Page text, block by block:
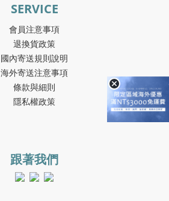
SERVICE
會員注意事項
退換貨政策
國內寄送規則說明
海外寄送注意事項
條款與細則
隱私權政策
跟著我們